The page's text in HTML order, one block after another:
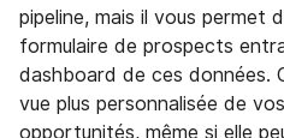
pipeline, mais il vous permet
formulaire de prospects
dashboard de ces données.
vue plus personnalisée de
opportunités, même si elle